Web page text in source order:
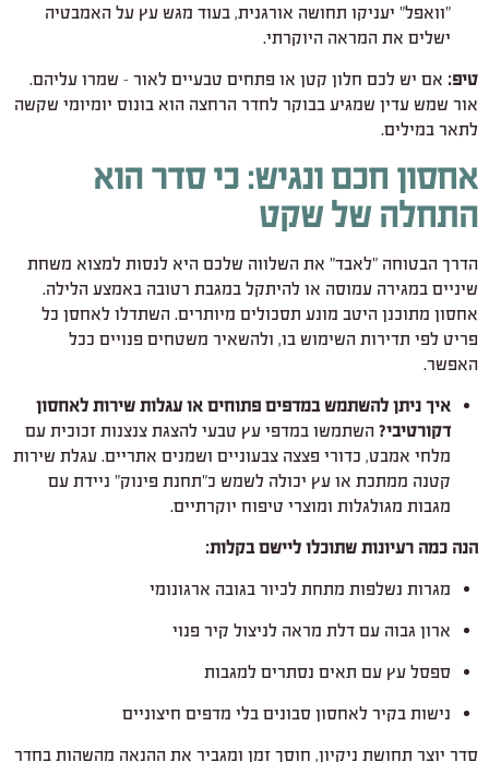
"וואפל" יעניקו תחושה אורגנית, בעוד מגש עץ על האמבטיה
ישלים את המראה היוקרתי.
טיפ: אם יש לכם חלון קטן או פתחים טבעיים לאור – שמרו עליהם.
אור שמש עדין שמגיע בבוקר לחדר הרחצה הוא בונוס יומיומי שקשה
לתאר במילים.
אחסון חכם ונגיש: כי סדר הוא
התחלה של שקט
הדרך הבטוחה "לאבד" את השלווה שלכם היא לנסות למצוא משחת
שיניים במגירה עמוסה או להיתקל במגבת רטובה באמצע הלילה.
אחסון מתוכנן היטב מונע תסכולים מיותרים. השתדלו לאחסן כל
פריט לפי תדירות השימוש בו, ולהשאיר משטחים פנויים ככל
האפשר.
איך ניתן להשתמש במדפים פתוחים או עגלות שירות לאחסון
דקורטיבי? השתמשו במדפי עץ טבעי להצגת צנצנות זכוכית עם
מלחי אמבט, כדורי פצצה צבעוניים ושמנים אתריים. עגלת שירות
קטנה ממתכת או עץ יכולה לשמש כ"תחנת פינוק" ניידת עם
מגבות מגולגלות ומוצרי טיפוח יוקרתיים.
הנה כמה רעיונות שתוכלו ליישם בקלות:
מגרות נשלפות מתחת לכיור בגובה ארגונומי
ארון גבוה עם דלת מראה לניצול קיר פנוי
ספסל עץ עם תאים נסתרים למגבות
נישות בקיר לאחסון סבונים בלי מדפים חיצוניים
סדר יוצר תחושת ניקיון, חוסך זמן ומגביר את ההנאה מהשהות בחדר